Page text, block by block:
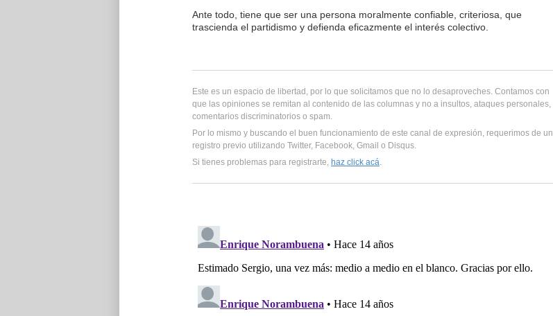
Ante todo, tiene que ser una persona moralmente confiable, criteriosa, que
trascienda el partidismo y defienda eficazmente el interés colectivo.
Este es un espacio de libertad, por lo que solicitamos que no lo desaproveches. Contamos con
que las opiniones se remitan al contenido de las columnas y no a insultos, ataques personales,
comentarios discriminatorios o spam.
Por lo mismo y buscando el buen funcionamiento de este canal de expresión, requerimos de un
registro previo utilizando Twitter, Facebook, Gmail o Disqus.
Si tienes problemas para registrarte, haz click acá.